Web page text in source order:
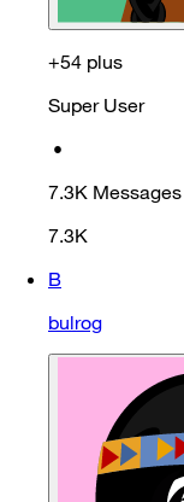
+54 plus
Super User
•
7.3K Messages
7.3K
B
bulrog